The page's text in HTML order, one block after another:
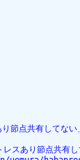
節点共有してな
スあり節点共有し